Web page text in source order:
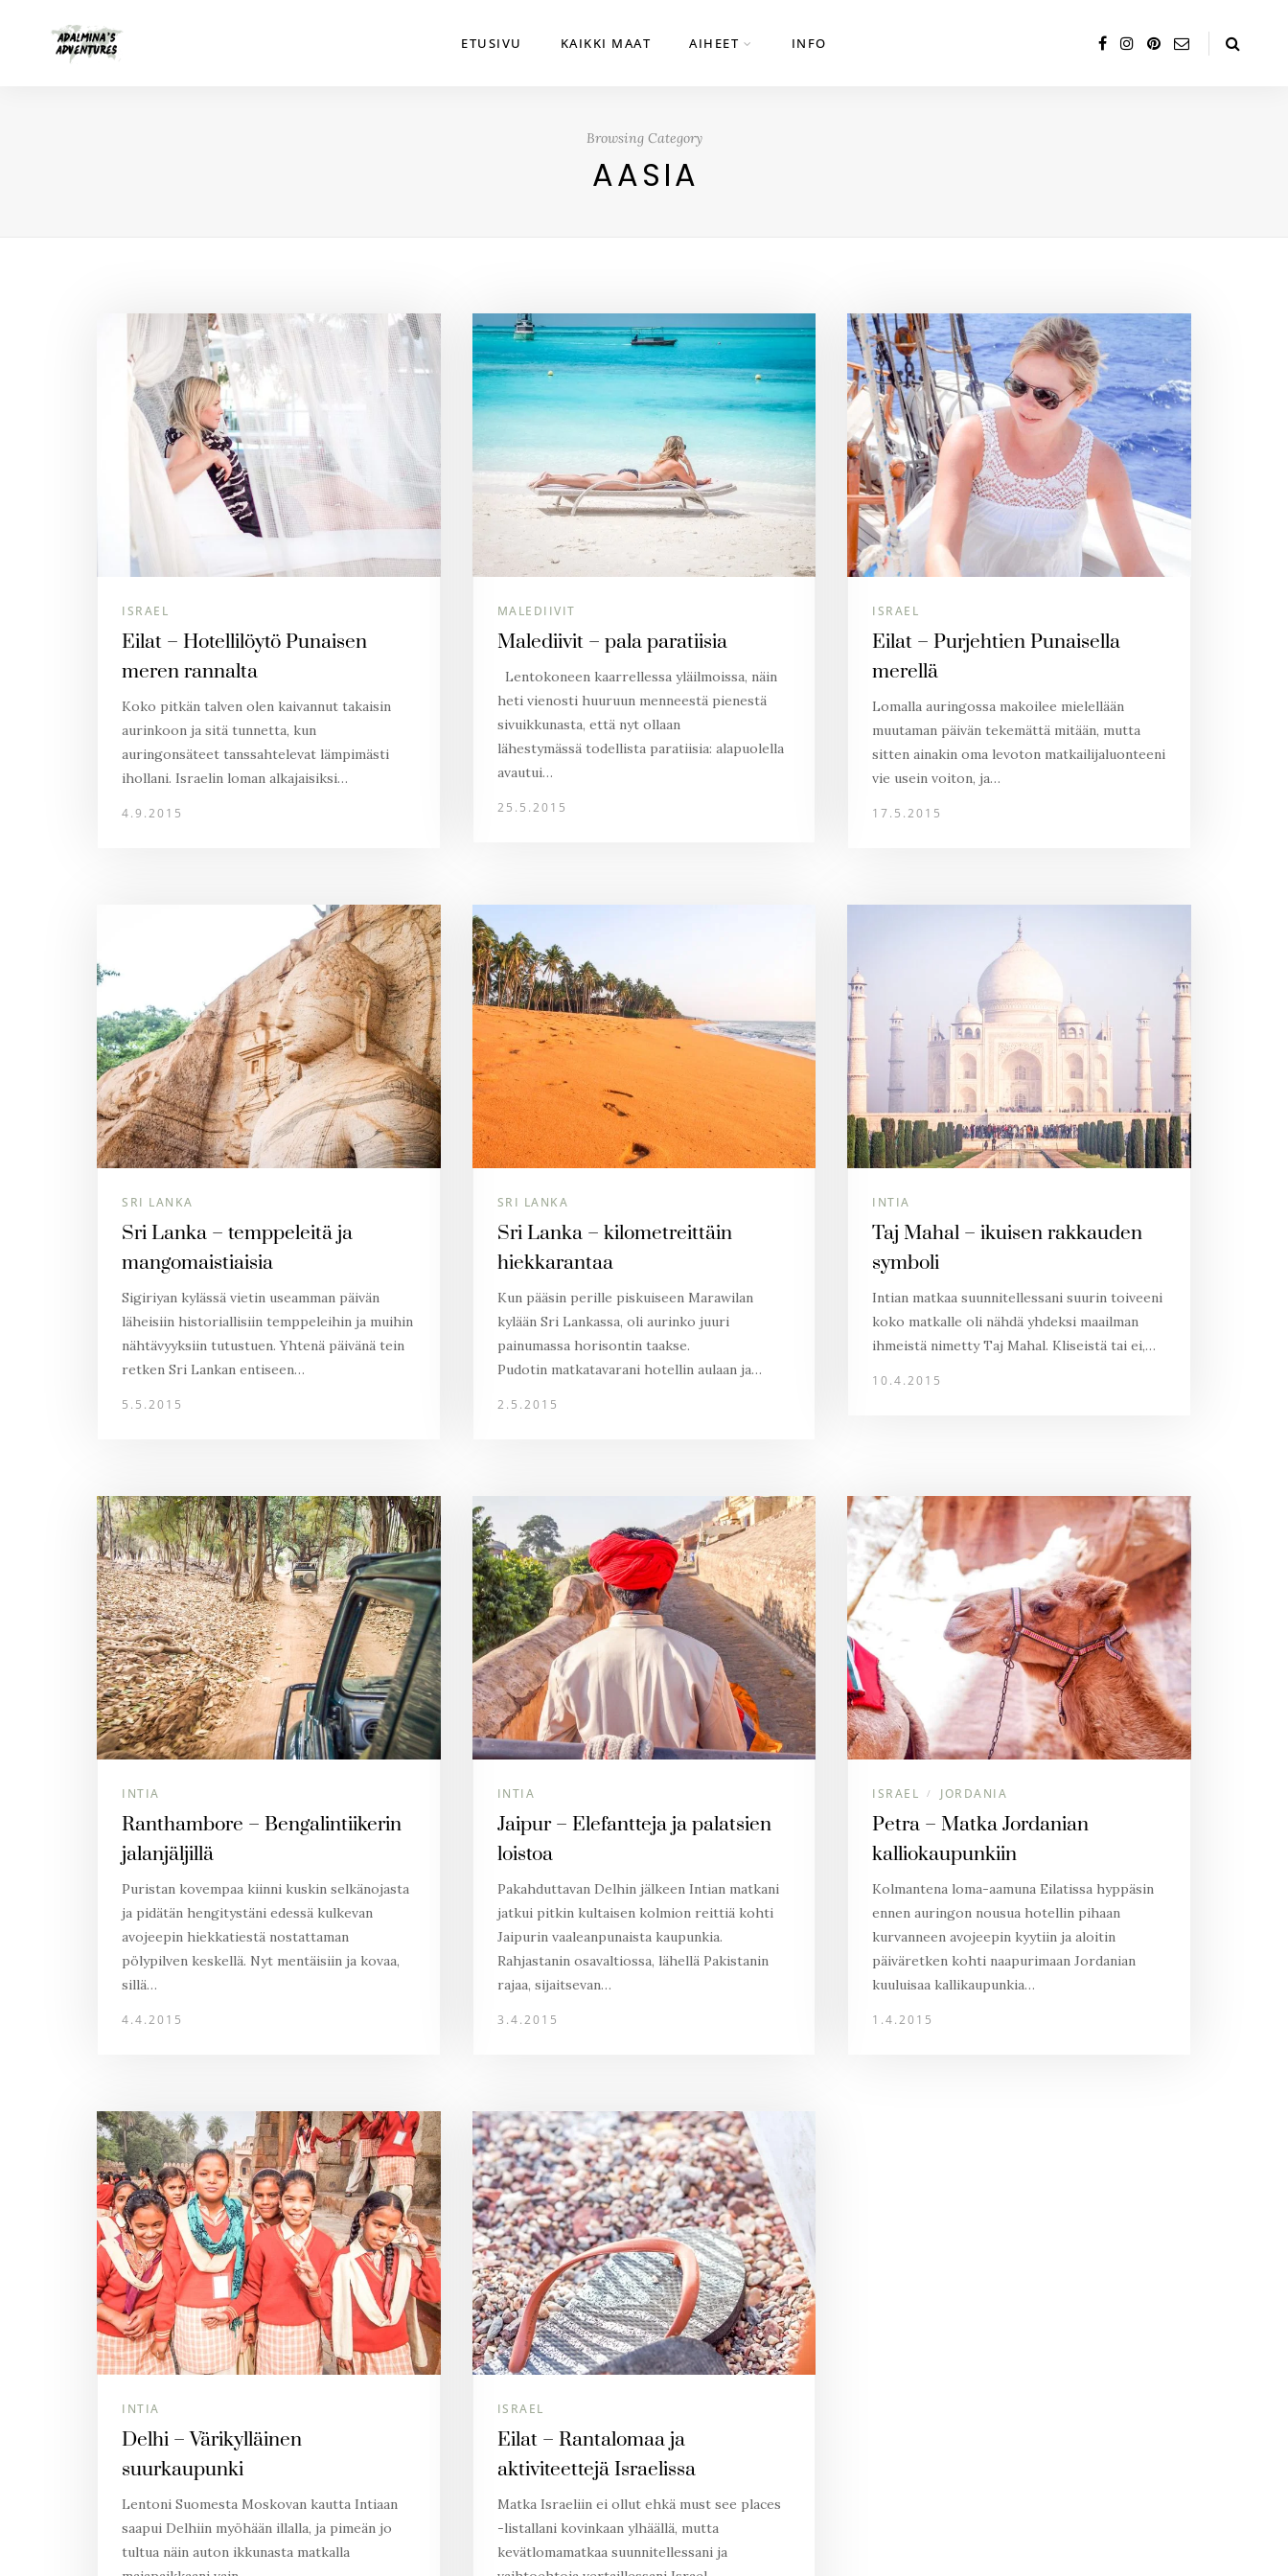
ETUSIVU KAIKKI MAAT AIHEET INFO
Browsing Category
AASIA
ISRAEL
Eilat – Hotellilöytö Punaisen
meren rannalta
Koko pitkän talven olen kaivannut takaisin
aurinkoon ja sitä tunnetta, kun
auringonsäteet tanssahtelevat lämpimästi
ihollani. Israelin loman alkajaisiksi…
4.9.2015
MALEDIIVIT
Malediivit – pala paratiisia
Lentokoneen kaarrellessa yläilmoissa, näin
heti vienosti huuruun menneestä pienestä
sivuikkunasta, että nyt ollaan
lähestymässä todellista paratiisia: alapuolella
avautui…
25.5.2015
ISRAEL
Eilat – Purjehtien Punaisella
merellä
Lomalla auringossa makoilee mielellään
muutaman päivän tekemättä mitään, mutta
sitten ainakin oma levoton matkailijaluonteeni
vie usein voiton, ja…
17.5.2015
SRI LANKA
Sri Lanka – temppeleitä ja
mangomaistiaisia
Sigiriyan kylässä vietin useamman päivän
läheisiin historiallisiin temppeleihin ja muihin
nähtävyyksiin tutustuen. Yhtenä päivänä tein
retken Sri Lankan entiseen…
5.5.2015
SRI LANKA
Sri Lanka – kilometreittäin
hiekkarantaa
Kun pääsin perille piskuiseen Marawilan
kylään Sri Lankassa, oli aurinko juuri
painumassa horisontin taakse.
Pudotin matkatavarani hotellin aulaan ja…
2.5.2015
INTIA
Taj Mahal – ikuisen rakkauden
symboli
Intian matkaa suunnitellessani suurin toiveeni
koko matkalle oli nähdä yhdeksi maailman
ihmeistä nimetty Taj Mahal. Kliseistä tai ei,…
10.4.2015
INTIA
Ranthambore – Bengalintiikerin
jalanjäljillä
Puristan kovempaa kiinni kuskin selkänojasta
ja pidätän hengitystäni edessä kulkevan
avojeepin hiekkatiestä nostattaman
pölypilven keskellä. Nyt mentäisiin ja kovaa,
sillä…
4.4.2015
INTIA
Jaipur – Elefantteja ja palatsien
loistoa
Pakahduttavan Delhin jälkeen Intian matkani
jatkui pitkin kultaisen kolmion reittiä kohti
Jaipurin vaaleanpunaista kaupunkia.
Rahjastanin osavaltiossa, lähellä Pakistanin
rajaa, sijaitsevan…
3.4.2015
ISRAEL / JORDANIA
Petra – Matka Jordanian
kalliokaupunkiin
Kolmantena loma-aamuna Eilatissa hyppäsin
ennen auringon nousua hotellin pihaan
kurvanneen avojeepin kyytiin ja aloitin
päiväretken kohti naapurimaan Jordanian
kuuluisaa kallikaupunkia…
1.4.2015
INTIA
Delhi – Värikylläinen
suurkaupunki
Lentoni Suomesta Moskovan kautta Intiaan
saapui Delhiin myöhään illalla, ja pimeän jo
tultua näin auton ikkunasta matkalla
ISRAEL
Eilat – Rantalomaa ja
aktiviteettejä Israelissa
Matka Israeliin ei ollut ehkä must see places
-listallani kovinkaan ylhäällä, mutta
kevätlomamatkaa suunnitellessani ja